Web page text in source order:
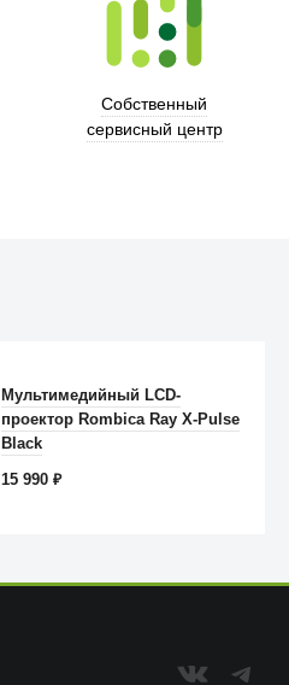
Собственный
сервисный центр
Мультимедийный LCD-
проектор Rombica Ray X-Pulse
Black
15 990₽